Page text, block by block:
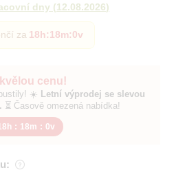
cenu!
☀️ Letní výprodej se slevou
⏳ Časově omezená nabídka!
: 17m : 59v
dny (12.08.2026)
za 18h:17m:59v